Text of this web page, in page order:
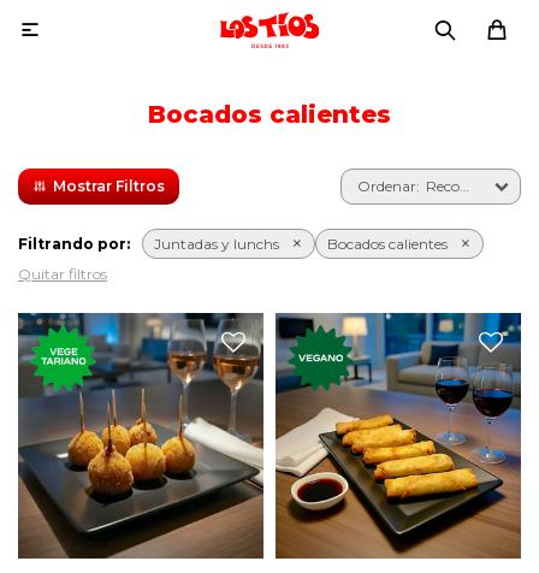

Bocados calientes
Recomendados
Filtrando por: Juntadas y lunchs
Bocados calientes
Quitar filtros
Seis bocaditos de queso con
bechamel rebozados.
Seis arrolladitos rellenos de
vegetales salteados.